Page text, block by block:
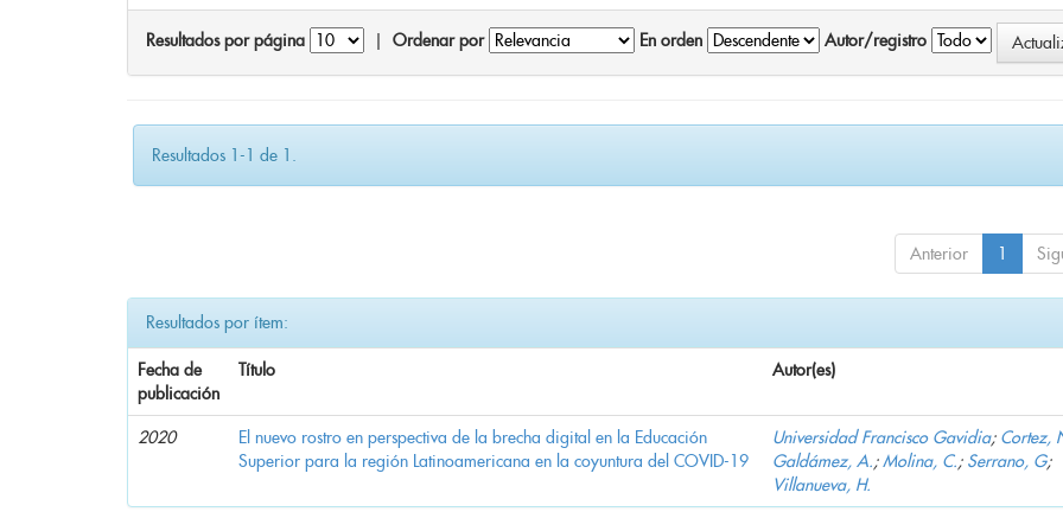
Resultados por página Ordenar por En orden Autor/registro
Resultados 1-1 de 1.
Anterior 1
Resultados por ítem:
Fecha de
publicación
Título Autor(es)
2020
El nuevo rostro en perspectiva de la brecha digital en la Educación
Superior para la región Latinoamericana en la coyuntura del COVID-19
Universidad Francisco Gavidia; Cortez,
Galdámez, A.;Molina, C.; Serrano, G;
Villanueva, H.